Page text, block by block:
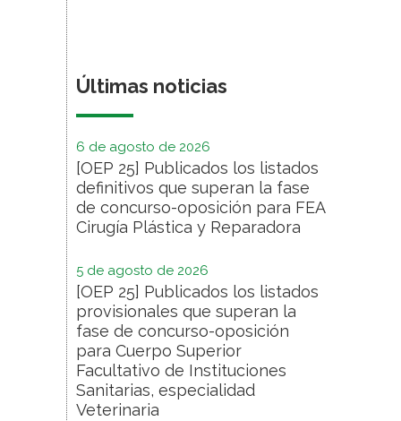
Últimas noticias
6 de agosto de 2026
[OEP 25] Publicados los listados
definitivos que superan la fase
de concurso-oposición para FEA
Cirugía Plástica y Reparadora
5 de agosto de 2026
[OEP 25] Publicados los listados
provisionales que superan la
fase de concurso-oposición
para Cuerpo Superior
Facultativo de Instituciones
Sanitarias, especialidad
Veterinaria